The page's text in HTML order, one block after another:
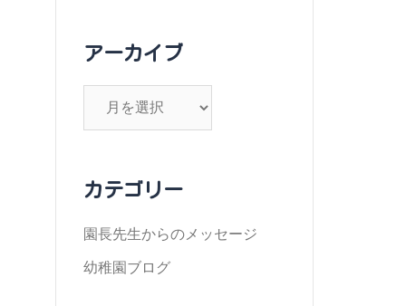
アーカイブ
ブ
カテゴリー
園長先生からのメッセージ
幼稚園ブログ